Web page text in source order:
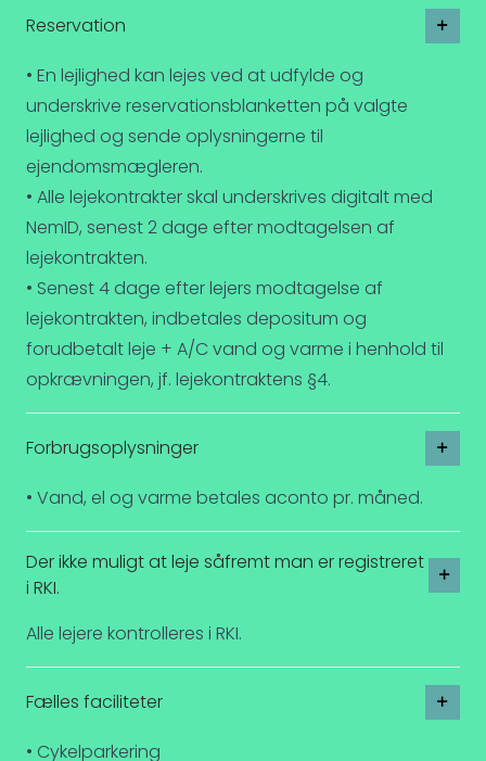
Reservation
• En lejlighed kan lejes ved at udfylde og
underskrive reservationsblanketten på valgte
lejlighed og sende oplysningerne til
ejendomsmægleren.
• Alle lejekontrakter skal underskrives digitalt med
NemID, senest 2 dage efter modtagelsen af
lejekontrakten.
• Senest 4 dage efter lejers modtagelse af
lejekontrakten, indbetales depositum og
forudbetalt leje + A/C vand og varme i henhold til
opkrævningen, jf. lejekontraktens §4.
Forbrugsoplysninger
• Vand, el og varme betales aconto pr. måned.
Der ikke muligt at leje såfremt man er registreret
i RKI.
Alle lejere kontrolleres i RKI.
Fælles faciliteter
• Cykelparkering